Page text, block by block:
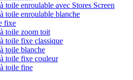
toile enroulable avec Stores Screen
toile enroulable blanche
fixe
toile zoom toit
toile fixe classique
toile blanche
toile fixe couleur
toile fine